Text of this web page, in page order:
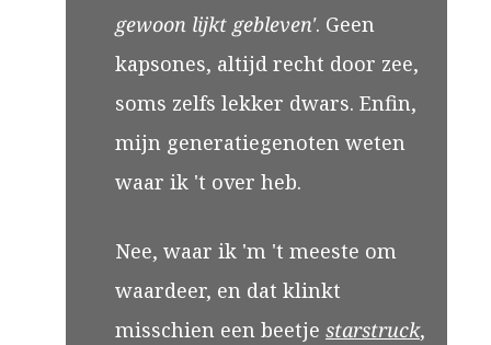
gewoon lijkt gebleven'. Geen
kapsones, altijd recht door zee,
soms zelfs lekker dwars. Enfin,
mijn generatiegenoten weten
waar ik 't over heb.
Nee, waar ik 'm 't meeste om
waardeer, en dat klinkt
misschien een beetje starstruck,